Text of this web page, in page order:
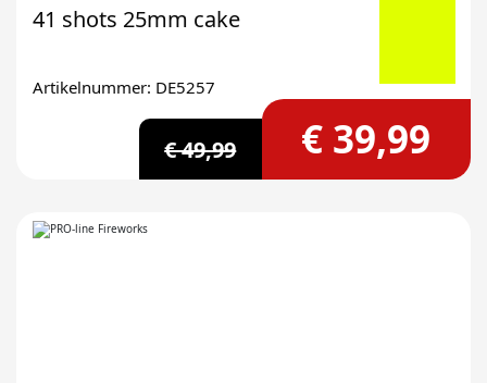
41 shots 25mm cake
Artikelnummer: DE5257
€ 49,99 € 39,99